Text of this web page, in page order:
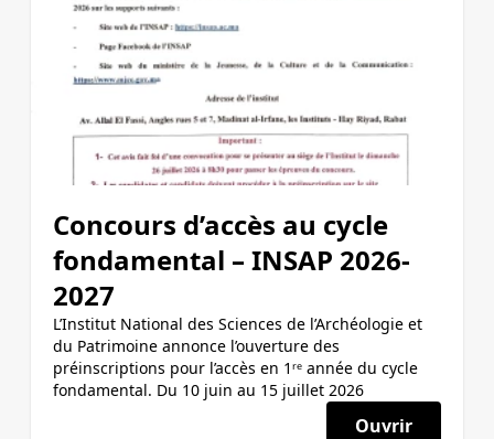
Concours d’accès au cycle
fondamental – INSAP 2026-
2027
L’Institut National des Sciences de l’Archéologie et
du Patrimoine annonce l’ouverture des
préinscriptions pour l’accès en 1ʳᵉ année du cycle
fondamental. Du 10 juin au 15 juillet 2026
Ouvrir